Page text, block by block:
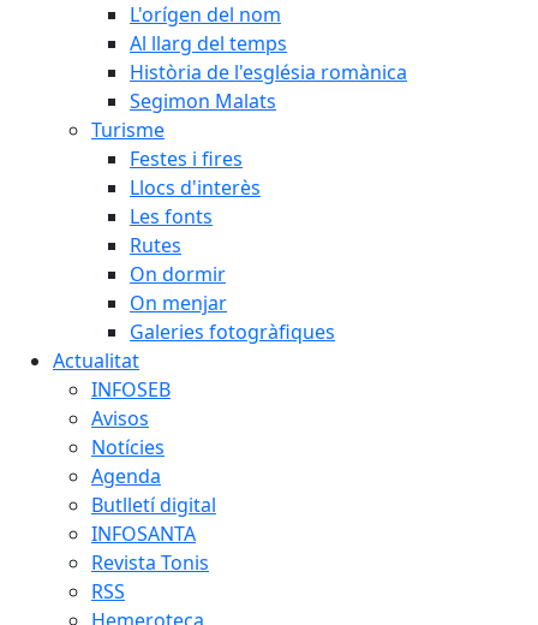
L'orígen del nom
Al llarg del temps
Història de l'església romànica
Segimon Malats
Turisme
Festes i fires
Llocs d'interès
Les fonts
Rutes
On dormir
On menjar
Galeries fotogràfiques
Actualitat
INFOSEB
Avisos
Notícies
Agenda
Butlletí digital
INFOSANTA
Revista Tonis
RSS